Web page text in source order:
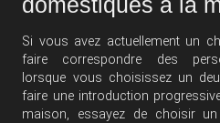
Si vous avez actuellement un
faire correspondre des
lorsque vous choisissez un
faire une introduction
maison, essayez de choisir